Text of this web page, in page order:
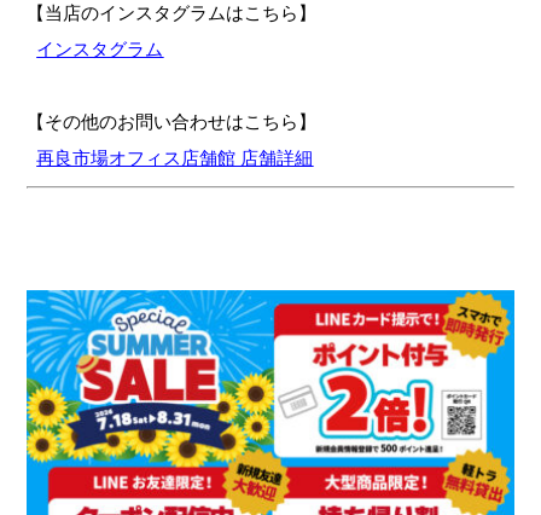
【当店のインスタグラムはこちら】
インスタグラム
【その他のお問い合わせはこちら】
再良市場オフィス店舗館 店舗詳細